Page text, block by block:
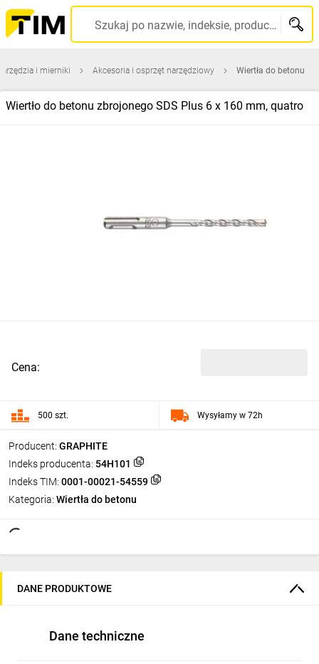
Szukaj po nazwie, indeksie, producencie, kodzie kreskowym...
i mierniki Akcesoria i osprzęt narzędziowy Wiertła do betonu
Wiertło do betonu zbrojonego SDS Plus 6 x 160 mm, quatro
Producent: GRAPHITE
Indeks producenta: 54H101
Indeks TIM: 0001-00021-54559
Kategoria: Wiertła do betonu
Cena:
500 szt. Wysyłamy w 72h
DANE PRODUKTOWE
Dane techniczne